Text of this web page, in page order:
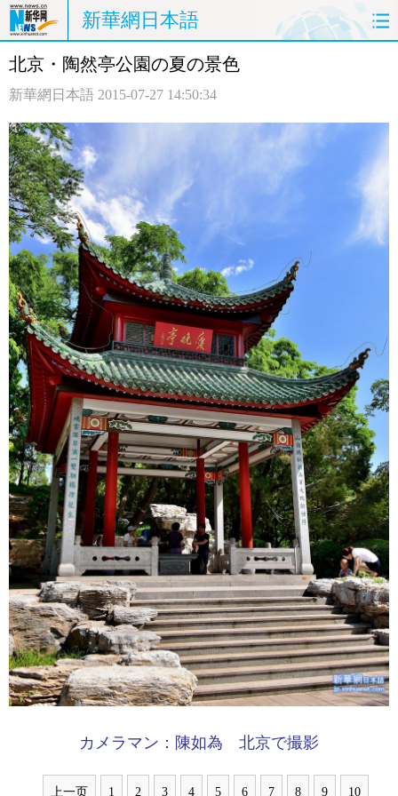
新華網日本語
ホームページ 政治
観光
中日対訳
北京・陶然亭公園の夏の景色
新華網日本語 2015-07-27 14:50:34
カメラマン：陳如為 北京で撮影
上一页 1 2 3 4 5 6 7 8 9 10